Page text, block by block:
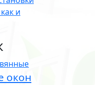
и
окон